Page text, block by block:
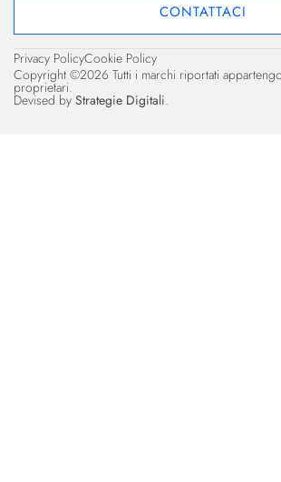
CONTATTACI
Privacy PolicyCookie Policy
Copyright ©2026 Tutti i marchi riportati
proprietari.
Devised by Strategie Digitali.